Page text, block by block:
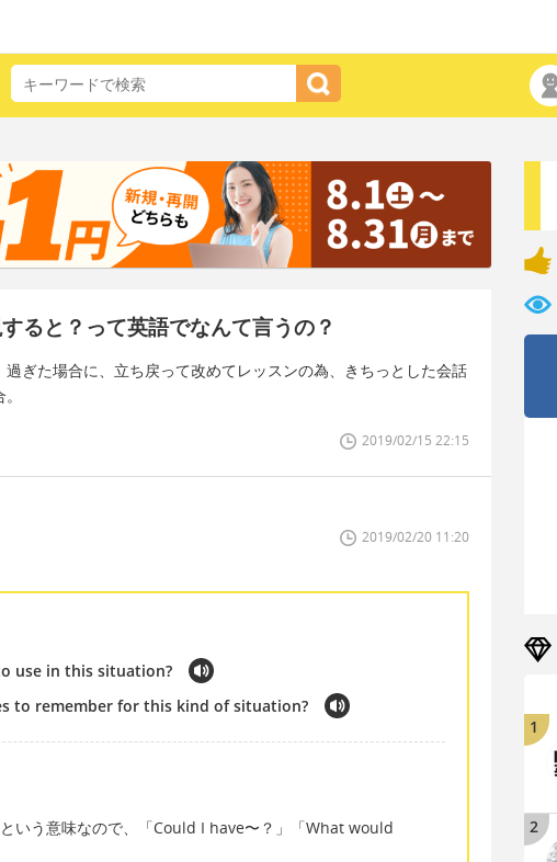
ると？って英語でなんて言うの？
ぎた場合に、立ち戻って改めてレッスンの為、きちっとした会話
2019/02/15 22:15
2019/02/20 11:20
use in this situation?
to remember for this kind of situation?
いう意味なので、「Could I have〜？」「What would
1
2